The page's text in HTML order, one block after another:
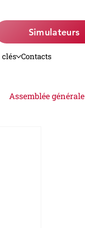
Simulateurs
clés Contacts
Assemblée générale